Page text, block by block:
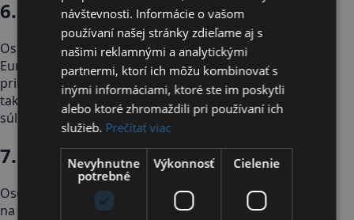
6. Prenos do tretích krajín
Osobné údaje spravidla neprenášame mimo
Európskej únie alebo Európskeho hospodárskeho
priestoru. Ak by pri niektorej službe alebo nástroji k
takému prenosu dochádzalo, bude zabezpečený v
súlade s platnými právnymi predpismi.
7. Doba uchovávania
Osobné údaje uchovávame len po dobu nevyhnutnú
na splnenie účelu, na ktorý boli získané.
návštevnosti. Informácie o vašom
používaní našej stránky zdieľame aj s
našimi reklamnými a analytickými
partnermi, ktorí ich môžu kombinovať s
inými informáciami, ktoré ste im poskytli
alebo ktoré zhromaždili pri používaní ich
služieb. Prečítať viac
Nevyhnutne
potrebné
Výkonnosť Cielenie